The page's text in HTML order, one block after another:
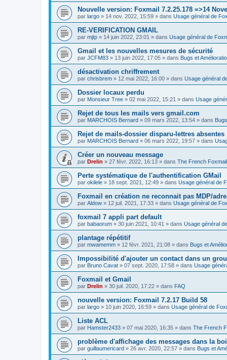
Nouvelle version: Foxmail 7.2.25.178 =>14
par largo » 14 nov. 2022, 15:59 » dans Usage général de
RE-VERIFICATION GMAIL
par mjtp » 14 juin 2022, 23:01 » dans Usage général de
Gmail et les nouvelles mesures de sécurité
par JCFM83 » 13 juin 2022, 17:05 » dans Bugs et
désactivation chriffrement
par chrisbrem » 12 mai 2022, 16:00 » dans Usage général
Dossier locaux perdu
par Monsieur Tree » 02 mai 2022, 15:21 » dans Usage
Rejet de tous les mails vers gmail.com
par MARCHOIS Bernard » 09 mars 2022, 13:54 » dans
Rejet de mails-dossier disparu-lettres absentes
par MARCHOIS Bernard » 06 mars 2022, 19:57 » dans
Créer un nouveau message
par Drelin » 27 févr. 2022, 16:13 » dans The French
Perte systématique de l'authentification GMail
par okilele » 18 sept. 2021, 12:49 » dans Usage général de
Foxmail en création ne reconnait pas MDP/
par Aldow » 12 juil. 2021, 17:33 » dans Usage général de
foxmail 7 appli part default
par babaorum » 30 juin 2021, 10:41 » dans Usage général
plantage répétitif
par mwamemm » 12 févr. 2021, 21:08 » dans Bugs et
Impossibilité d'ajouter un contact dans un
par Bruno Cavat » 07 sept. 2020, 17:58 » dans Usage
Foxmail et Gmail
par Drelin » 30 juil. 2020, 17:22 » dans FAQ
nouvelle version: Foxmail 7.2.17 Build 58
par largo » 10 juin 2020, 16:59 » dans Usage général de
Liste ACL
par Hamster2433 » 07 mai 2020, 16:35 » dans The French
problème d'affichage des messages dans la
par guillaumericard » 26 avr. 2020, 22:57 » dans Bugs et